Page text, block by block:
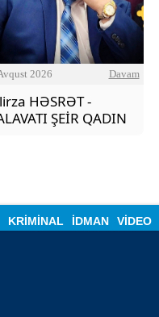
2026 Davam
HƏSRƏT -
ŞEİR QADIN
KRİMİNAL İDMAN VIDEO